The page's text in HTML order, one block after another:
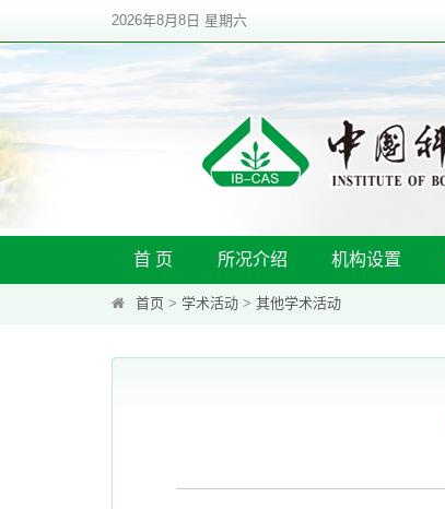
2026年8月8日 星期六
首 页 所况介绍 机构设置
首页 > 学术活动 > 其他学术活动